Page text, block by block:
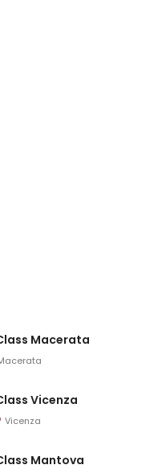
Macerata
Vicenza
Vicenza
Mantova